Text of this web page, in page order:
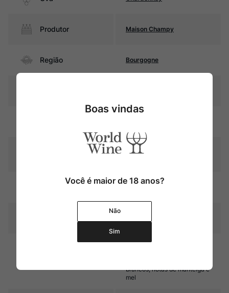
Produtor Maison Champy
Região Bourgogne
Graduação Alcóoli
13,0%
Amadurecimento
12 meses em barricas de
Médio corpo, com ótima
brancos, notas de manteiga e
mel
Boas vindas
Você é maior de 18 anos?
Não
Sim